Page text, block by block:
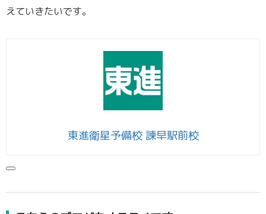
えていきたいです。
東進衛星予備校 諫早駅前校